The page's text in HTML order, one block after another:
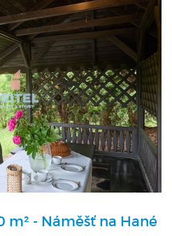
m² - Náměšť na Hané